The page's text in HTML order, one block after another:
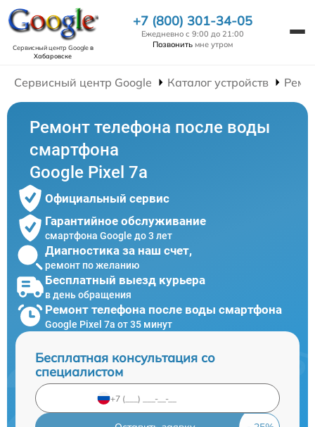
Сервисный центр Googleв
Хабаровске
+7 (800) 301-34-05
Ежедневно с 9:00 до 21:00
Позвонить мне утром
Сервисный центр Google Каталог устройств
Ремонт телефона после воды
смартфона
Google Pixel 7a
Официальный сервис
Гарантийное обслуживание
смартфона Google до 3 лет
Диагностика за наш счет,
ремонт по желанию
Бесплатный выезд курьера
в день обращения
Ремонт телефона после воды смартфона
Google Pixel 7a от 35 минут
Бесплатная консультация со
специалистом